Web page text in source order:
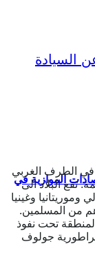
الموازية في
في الطرف الغربي
12.5 مليون نسمة. تقع البلاد الى
وغينيا
اليوم هم من المسلمين.
تحت نفوذ
جولوف